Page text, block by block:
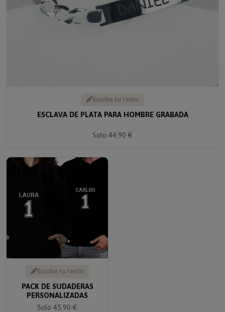
Escribe tu texto
ESCLAVA DE PLATA PARA HOMBRE GRABADA
Solo 44.90 €
Escribe tu texto
PACK DE SUDADERAS
PERSONALIZADAS
Solo 45.90 €